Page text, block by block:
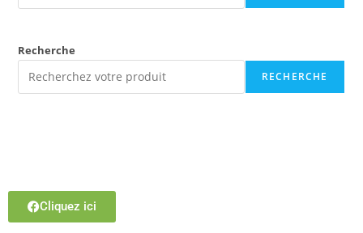
Recherche
RECHERCHE
Cliquez ici